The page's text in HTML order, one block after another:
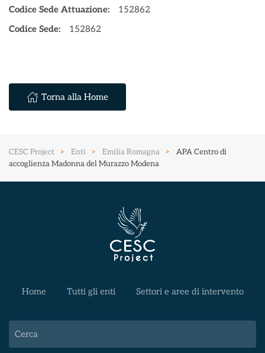
Codice Sede Attuazione:
152862
Codice Sede:
152862
Torna alla Home
CESC Project Enti Emilia Romagna
APA Centro di
accoglienza Madonna del Murazzo Modena
Home Tutti gli enti Settori e aree di intervento